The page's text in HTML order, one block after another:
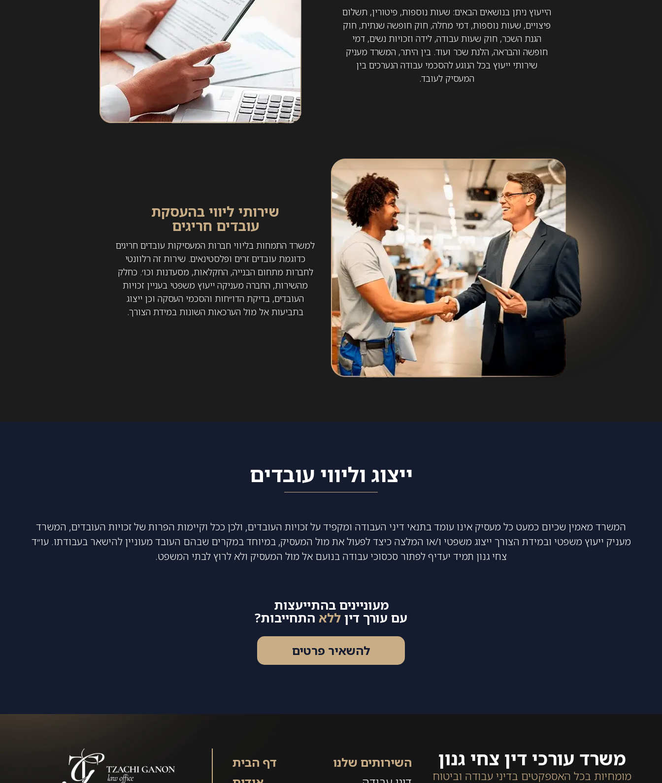
הייעוץ ניתן בנושאים הבאים: שעות נוספות, פיטורין, תשלום
פיצויים, שעות נוספות, דמי מחלה, חוק חופשה שנתית, חוק
הגנת השכר, חוק שעות עבודה, לידה וזכויות נשים, דמי
חופשה והבראה, הלנת שכר ועוד. בין היתר, המשרד מעניק
שירותי ייעוץ בכל הנוגע להסכמי עבודה הנערכים בין
המעסיק לעובד.
שירותי ליווי בהעסקת
עובדים חריגים
למשרד התמחות בליווי חברות המעסיקות עובדים חריגים
כדוגמת עובדים זרים ופלסטינאים. שירות זה רלוונטי
לחברות מתחום הבנייה, החקלאות, מסעדנות וכו׳. כחלק
מהשירות, החברה מעניקה ייעוץ משפטי בעניין זכויות
העובדים, בדיקת הדו״חות והסכמי העסקה וכן ייצוג
בתביעות אל מול הערכאות השונות במידת הצורך.
ייצוג וליווי עובדים
המשרד מאמין שכיום כמעט כל מעסיק אינו עומד בתנאי דיני העבודה ומקפיד על זכויות העובדים, ולכן ככל וקיימות הפרות של זכויות העובדים, המשרד
מעניק ייעוץ משפטי ובמידת הצורך ייצוג משפטי ו/או המלצה כיצד לפעול את מול המעסיק, במיוחד במקרים שבהם העובד מעוניין להישאר בעבודתו. עו״ד
צחי גנון תמיד יעדיף לפתור סכסוכי עבודה בנועם אל מול המעסיק ולא לרוץ לבתי המשפט.
מעוניינים בהתייעצות
עם עורך דין ללא התחייבות?
להשאיר פרטים
דף הבית
השירותים שלנו
משרד עורכי דין צחי גנון
מומחיות בכל האספקטים בדיני עבודה וביטוח